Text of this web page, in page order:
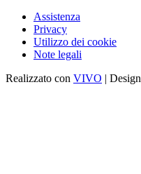
Assistenza
Privacy
Utilizzo dei cookie
Note legali
Realizzato con VIVO |